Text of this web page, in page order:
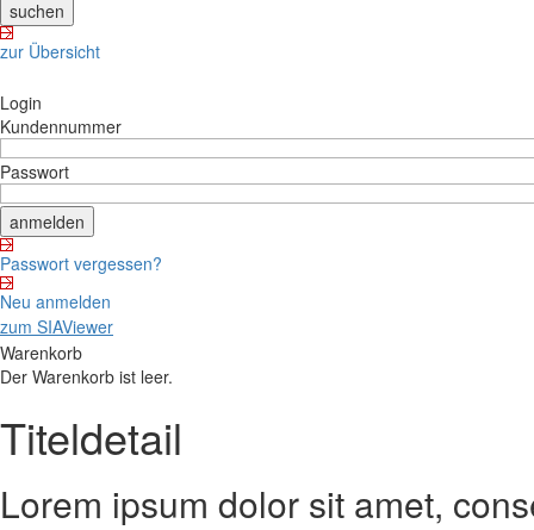
zur Übersicht
Login
Kundennummer
Passwort
Passwort vergessen?
Neu anmelden
zum SIAViewer
Warenkorb
Der Warenkorb ist leer.
Titeldetail
Lorem ipsum dolor sit amet,